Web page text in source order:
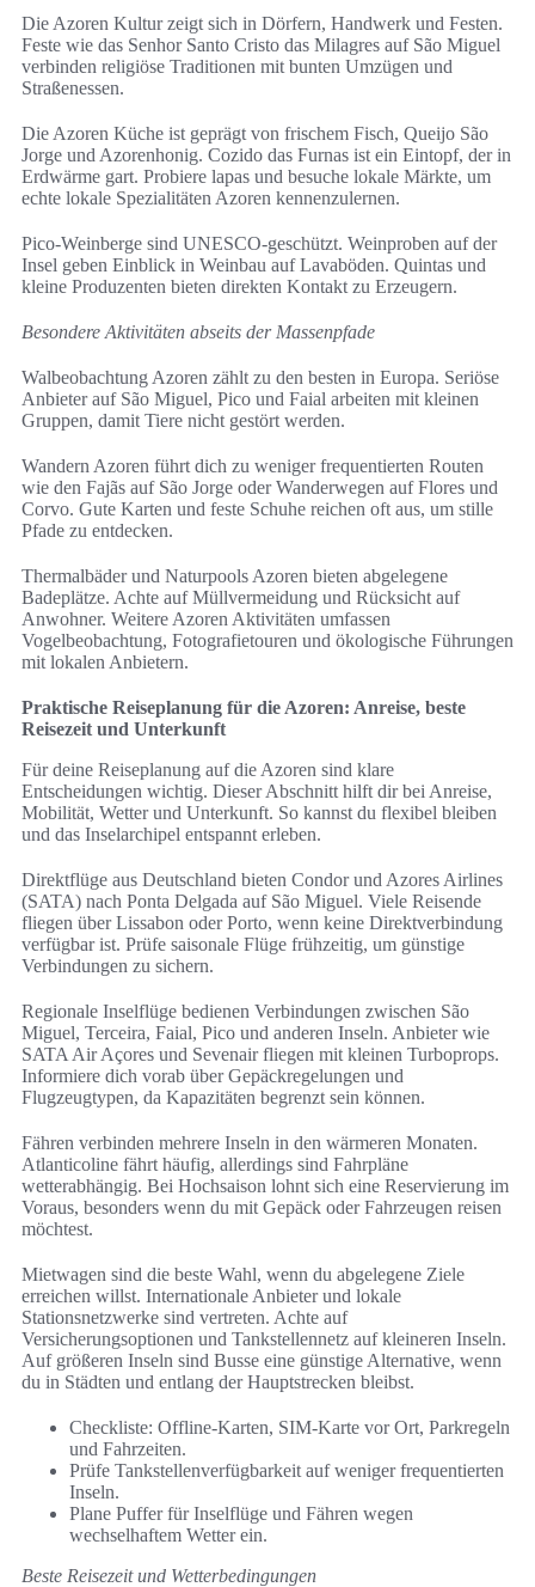
Die Azoren Kultur zeigt sich in Dörfern, Handwerk und Festen.
Feste wie das Senhor Santo Cristo das Milagres auf São Miguel
verbinden religiöse Traditionen mit bunten Umzügen und
Straßenessen.
Die Azoren Küche ist geprägt von frischem Fisch, Queijo São
Jorge und Azorenhonig. Cozido das Furnas ist ein Eintopf, der in
Erdwärme gart. Probiere lapas und besuche lokale Märkte, um
echte lokale Spezialitäten Azoren kennenzulernen.
Pico-Weinberge sind UNESCO-geschützt. Weinproben auf der
Insel geben Einblick in Weinbau auf Lavaböden. Quintas und
kleine Produzenten bieten direkten Kontakt zu Erzeugern.
Besondere Aktivitäten abseits der Massenpfade
Walbeobachtung Azoren zählt zu den besten in Europa. Seriöse
Anbieter auf São Miguel, Pico und Faial arbeiten mit kleinen
Gruppen, damit Tiere nicht gestört werden.
Wandern Azoren führt dich zu weniger frequentierten Routen
wie den Fajãs auf São Jorge oder Wanderwegen auf Flores und
Corvo. Gute Karten und feste Schuhe reichen oft aus, um stille
Pfade zu entdecken.
Thermalbäder und Naturpools Azoren bieten abgelegene
Badeplätze. Achte auf Müllvermeidung und Rücksicht auf
Anwohner. Weitere Azoren Aktivitäten umfassen
Vogelbeobachtung, Fotografietouren und ökologische Führungen
mit lokalen Anbietern.
Praktische Reiseplanung für die Azoren: Anreise, beste
Reisezeit und Unterkunft
Für deine Reiseplanung auf die Azoren sind klare
Entscheidungen wichtig. Dieser Abschnitt hilft dir bei Anreise,
Mobilität, Wetter und Unterkunft. So kannst du flexibel bleiben
und das Inselarchipel entspannt erleben.
Direktflüge aus Deutschland bieten Condor und Azores Airlines
(SATA) nach Ponta Delgada auf São Miguel. Viele Reisende
fliegen über Lissabon oder Porto, wenn keine Direktverbindung
verfügbar ist. Prüfe saisonale Flüge frühzeitig, um günstige
Verbindungen zu sichern.
Regionale Inselflüge bedienen Verbindungen zwischen São
Miguel, Terceira, Faial, Pico und anderen Inseln. Anbieter wie
SATA Air Açores und Sevenair fliegen mit kleinen Turboprops.
Informiere dich vorab über Gepäckregelungen und
Flugzeugtypen, da Kapazitäten begrenzt sein können.
Fähren verbinden mehrere Inseln in den wärmeren Monaten.
Atlanticoline fährt häufig, allerdings sind Fahrpläne
wetterabhängig. Bei Hochsaison lohnt sich eine Reservierung im
Voraus, besonders wenn du mit Gepäck oder Fahrzeugen reisen
möchtest.
Mietwagen sind die beste Wahl, wenn du abgelegene Ziele
erreichen willst. Internationale Anbieter und lokale
Stationsnetzwerke sind vertreten. Achte auf
Versicherungsoptionen und Tankstellennetz auf kleineren Inseln.
Auf größeren Inseln sind Busse eine günstige Alternative, wenn
du in Städten und entlang der Hauptstrecken bleibst.
Checkliste: Offline-Karten, SIM-Karte vor Ort, Parkregeln
und Fahrzeiten.
Prüfe Tankstellenverfügbarkeit auf weniger frequentierten
Inseln.
Plane Puffer für Inselflüge und Fähren wegen
wechselhaftem Wetter ein.
Beste Reisezeit und Wetterbedingungen